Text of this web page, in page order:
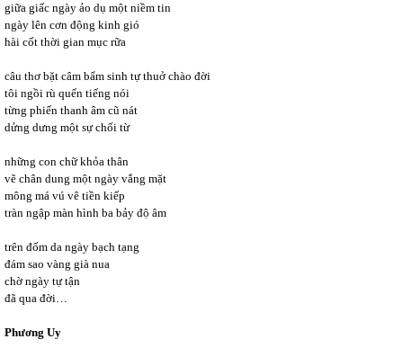
giữa giấc ngày ảo dụ một niềm tin
ngày lên cơn động kinh gió
hài cốt thời gian mục rữa
câu thơ bặt câm bẩm sinh tự thuở chào đời
tôi ngồi rù quến tiếng nói
từng phiến thanh âm cũ nát
dửng dưng một sự chối từ
những con chữ khỏa thân
vẽ chân dung một ngày vắng mặt
mông má vú vê tiền kiếp
tràn ngập màn hình ba bảy độ âm
trên đốm da ngày bạch tạng
đám sao vàng già nua
chờ ngày tự tận
đã qua đời…
Phương Uy